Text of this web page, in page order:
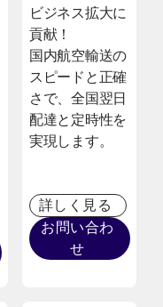
ビジネス拡大に
貢献！
国内航空輸送の
スピードと正確
さで、全国翌日
配達と定時性を
実現します。
詳しく見る
お問い合わ
せ